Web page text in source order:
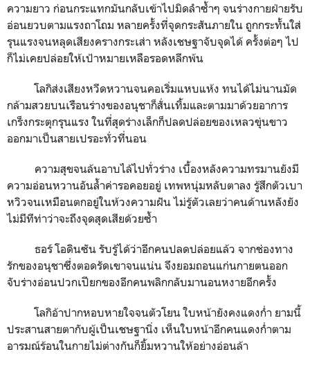
ความยาว ก่อนกระแทกมันกลับเข้าไปมิดลำซ้ำๆ จนร่างกายฝ่ายรับ
อ่อนยวบตามแรงถาโถม หลายครั้งที่จุดกระสันภายใน ถูกกระทั้นใส่
รุนแรงจนหลุดเสียงครางกระเส่า หลังเชษฐาจับจุดได้ ครั้งต่อๆ ไป
ก็ไม่เคยปล่อยให้เป้าหมายเหลือรอดหลีกพ้น
โลกิส่งเสียงหวีดหวานจนคอเริ่มแหบแห้ง ทนได้ไม่นานมัด
กล้ามสวยบนเรือนร่างของอนุชาก็สั่นเทิ้มและตามมาด้วยอาการ
เกร็งกระตุกรุนแรง ในที่สุดร่างเล็กก็ปลดปล่อยของเหลวขุ่นขาว
ออกมาเป็นสายเปรอะทั่วที่นอน
ความสุขจนล้นอาบไล้ไปทั่วร่าง เบื้องหลังความทรมานยังมี
ความอ่อนหวานอันล้ำค่ารอคอยอยู่ เทพหนุ่มหลับตาลง รู้สึกตัวเบา
หวิวจนเหมือนตกอยู่ในห้วงความฝัน ไม่รู้ตัวเลยว่าคนด้านหลังยัง
ไม่มีทีท่าว่าจะถึงจุดสุดเสียด้วยซ้ำ
ธอร์ โอดินซัน รับรู้ได้ว่าอีกคนปลดปล่อยแล้ว จากช่องทาง
รักของอนุชาซึ่งตอดรัดเขาจนแน่น จึงยอมถอนแก่นกายตนออก
จับร่างอ่อนปวกเปียกของอีกคนพลิกกลับมานอนหงายอีกครั้ง
โลกิอ้าปากหอบหายใจจนตัวโยน ใบหน้ายังคงแดงก่ำ ยามนี้
ประสานสายตากับผู้เป็นเชษฐานิ่ง เห็นใบหน้าอีกคนแดงก่ำตาม
อารมณ์ร้อนในกายไม่ต่างกันก็ยิ้มหวานให้อย่างอ่อนล้า